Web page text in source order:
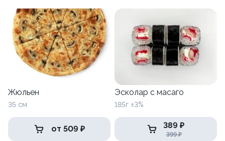
Жюльен
35 см
от 509 ₽
Эсколар с масаго
185г ±3%
389 ₽
399 ₽